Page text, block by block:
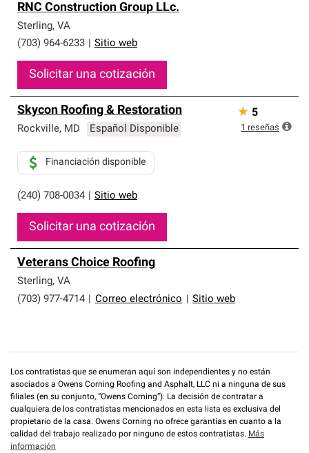
RNC Construction Group LLc.
Sterling, VA
(703) 964-6233
Sitio web
Solicitar una cotización
Skycon Roofing & Restoration
Rockville, MD Español Disponible
(240) 708-0034 Sitio web
Financiación disponible
Solicitar una cotización
★ 5
1 reseñas
Veterans Choice Roofing
Sterling, VA
(703) 977-4714
Correo electrónico Sitio web
Los contratistas que se enumeran aquí son independientes y no están
asociados a Owens Corning Roofing and Asphalt, LLC ni a ninguna de sus
filiales (en su conjunto, “Owens Corning”). La decisión de contratar a
cualquiera de los contratistas mencionados en esta lista es exclusiva del
propietario de la casa. Owens Corning no ofrece garantías en cuanto a la
calidad del trabajo realizado por ninguno de estos contratistas. Más
información